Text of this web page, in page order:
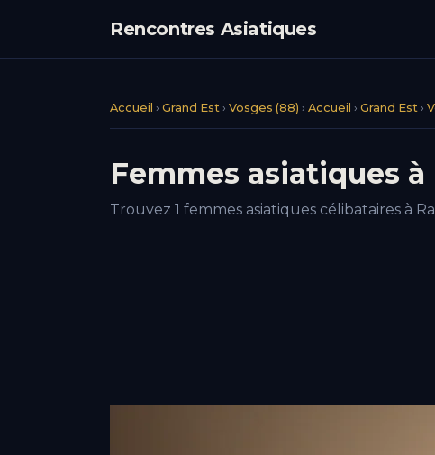
Rencontres Asiatiques
Accueil › Grand Est › Vosges (88) › Accueil › Grand Est ›
Femmes asiatiques à
Trouvez 1 femmes asiatiques célibataires à